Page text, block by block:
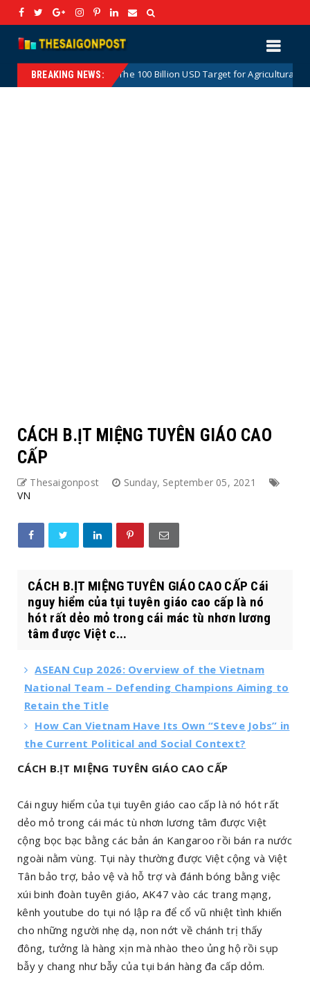
BREAKING NEWS:
Hotnews The 100 Billion USD Target for Agricultural, Forestry
CÁCH B.ỊT MIỆNG TUYÊN GIÁO CAO
CẤP
Thesaigonpost
Sunday, September 05, 2021
VN
CÁCH B.ỊT MIỆNG TUYÊN GIÁO CAO CẤP Cái
nguy hiểm của tụi tuyên giáo cao cấp là nó
hót rất dẻo mỏ trong cái mác tù nhơn lương
tâm được Việt c...
ASEAN Cup 2026: Overview of the Vietnam
National Team – Defending Champions Aiming to
Retain the Title
How Can Vietnam Have Its Own “Steve Jobs” in
the Current Political and Social Context?
CÁCH B.ỊT MIỆNG TUYÊN GIÁO CAO CẤP
Cái nguy hiểm của tụi tuyên giáo cao cấp là nó hót rất
dẻo mỏ trong cái mác tù nhơn lương tâm được Việt
cộng bọc bạc bằng các bản án Kangaroo rồi bán ra nước
ngoài nằm vùng. Tụi này thường được Việt cộng và Việt
Tân bảo trợ, bảo vệ và hỗ trợ và đánh bóng bằng việc
xúi binh đoàn tuyên giáo, AK47 vào các trang mạng,
kênh youtube do tụi nó lập ra để cổ vũ nhiệt tình khiến
cho những người nhẹ dạ, non nớt về chánh trị thấy
đông, tưởng là hàng xịn mà nhào theo ủng hộ rồi sụp
bẫy y chang như bẫy của tụi bán hàng đa cấp dỏm.